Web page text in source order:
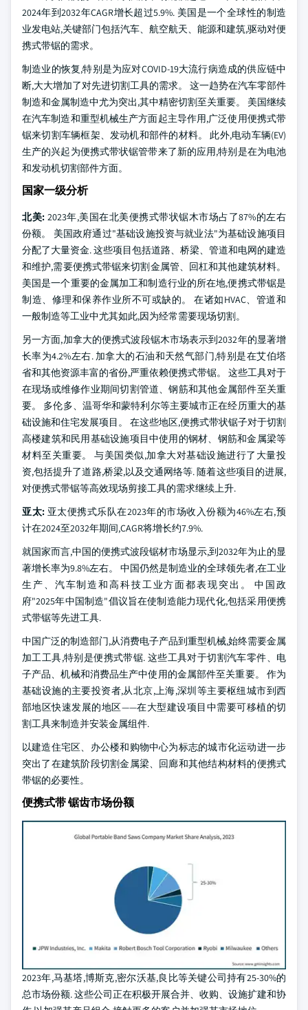
2024年到2032年CAGR增长超过5.9%. 美国是一个全球性的制造
业发电站,关键部门包括汽车、航空航天、能源和建筑,驱动对便
携式带锯的需求。
制造业的恢复,特别是为应对COVID-19大流行病造成的供应链中
断,大大增加了对先进切割工具的需求。 这一趋势在汽车零部件
制造和金属制造中尤为突出,其中精密切割至关重要。 美国继续
在汽车制造和重型机械生产方面起主导作用,广泛使用便携式带
锯来切割车辆框架、发动机和部件的材料。 此外,电动车辆(EV)
生产的兴起为便携式带状锯管带来了新的应用,特别是在为电池
和发动机切割部件方面。
国家一级分析
北美: 2023年,美国在北美便携式带状锯木市场占了87%的左右
份额。 美国政府通过"基础设施投资与就业法"为基础设施项目
分配了大量资金. 这些项目包括道路、桥梁、管道和电网的建造
和维护,需要便携式带锯来切割金属管、回杠和其他建筑材料。
美国是一个重要的金属加工和制造行业的所在地,便携式带锯是
制造、修理和保养作业所不可或缺的。 在诸如HVAC、管道和
一般制造等工业中尤其如此,因为经常需要现场切割。
另一方面,加拿大的便携式波段锯木市场表示到2032年的显著增
长率为4.2%左右. 加拿大的石油和天然气部门,特别是在艾伯塔
省和其他资源丰富的省份,严重依赖便携式带锯。 这些工具对于
在现场或维修作业期间切割管道、钢筋和其他金属部件至关重
要。 多伦多、温哥华和蒙特利尔等主要城市正在经历重大的基
础设施和住宅发展项目。 在这些地区,便携式带状锯子对于切割
高楼建筑和民用基础设施项目中使用的钢材、钢筋和金属梁等
材料至关重要。 与美国类似,加拿大对基础设施进行了大量投
资,包括提升了道路,桥梁,以及交通网络等. 随着这些项目的进展,
对便携式带锯等高效现场剪接工具的需求继续上升.
亚太: 亚太便携式乐队在2023年的市场收入份额为46%左右,预
计在2024至2032年期间,CAGR将增长约7.9%.
就国家而言,中国的便携式波段锯材市场显示,到2032年为止的显
著增长率为9.8%左右。 中国仍然是制造业的全球领先者,在工业
生产、汽车制造和高科技工业方面都表现突出。 中国政
府"2025年中国制造"倡议旨在使制造能力现代化,包括采用便携
式带锯等先进工具.
中国广泛的制造部门,从消费电子产品到重型机械,始终需要金属
加工工具,特别是便携式带锯. 这些工具对于切割汽车零件、电
子产品、机械和消费品生产中使用的金属部件至关重要。 作为
基础设施的主要投资者,从北京,上海,深圳等主要枢纽城市到西
部地区快速发展的地区——在大型建设项目中需要可移植的切
割工具来制造并安装金属组件.
以建造住宅区、办公楼和购物中心为标志的城市化运动进一步
突出了在建筑阶段切割金属梁、回廊和其他结构材料的便携式
带锯的必要性。
便携式带 锯齿市场份额
2023年,马基塔,博斯克,密尔沃基,良比等关键公司持有25-30%的
总市场份额. 这些公司正在积极开展合并、收购、设施扩建和协